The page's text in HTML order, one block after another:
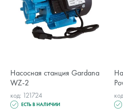
Насосная станция Gardana
WZ-2
код: 121724
ЕСТЬ В НАЛИЧИИ